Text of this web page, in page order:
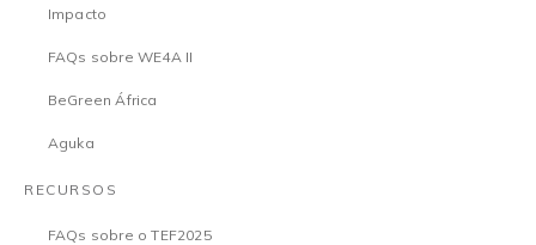
Impacto
FAQs sobre WE4A II
BeGreen África
Aguka
RECURSOS
FAQs sobre o TEF2025